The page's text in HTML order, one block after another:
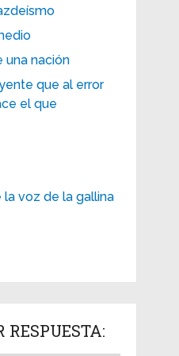
una nación
que al error
el que
voz de la gallina
RESPUESTA: